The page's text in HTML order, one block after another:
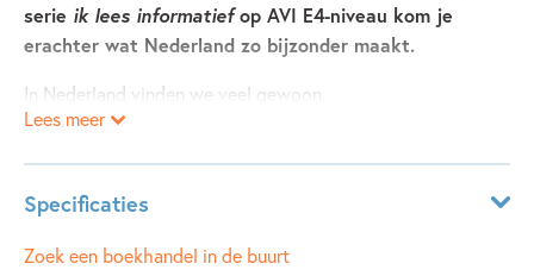
serie ik lees informatiefop AVI E4-niveau kom je
erachter wat Nederland zo bijzonder maakt.
In Nederland vinden we veel gewoon.
We leven met veel mensen samen.
Maar hoe houden wij droge voeten?
Wanneer kleurt het land oranje?
Lees meer
Specificaties
Leeftijdsindicatie: 6 - 8 jaar
Zoek een boekhandel in de buurt